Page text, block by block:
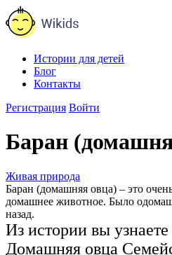
Истории для детей
Блог
Контакты
Регистрация Войти
Баран
Живая природа
Баран (домашняя овца) – это
домашнее животное. Было
назад.
Из истории вы
Домашняя овца